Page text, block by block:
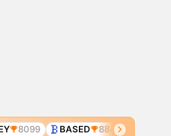
8099 BASED 8849